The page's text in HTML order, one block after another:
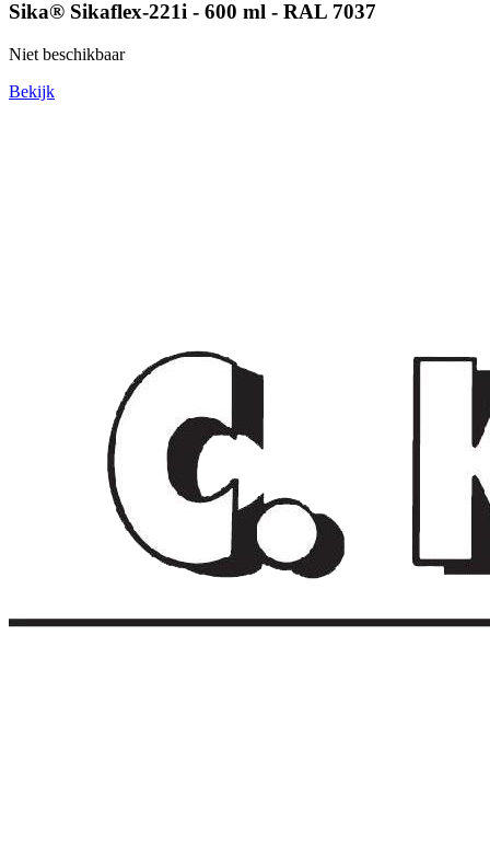
Sika® Sikaflex-221i - 600 ml - RAL 7037
Niet beschikbaar
Bekijk